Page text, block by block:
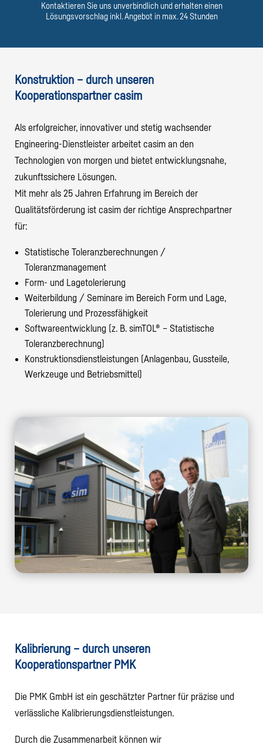
Kontaktieren Sie uns unverbindlich und erhalten einen
Lösungsvorschlag inkl. Angebot in max. 24 Stunden
Konstruktion – durch unseren
Kooperationspartner casim
Als erfolgreicher, innovativer und stetig wachsender
Engineering-Dienstleister arbeitet casim an den
Technologien von morgen und bietet entwicklungsnahe,
zukunftssichere Lösungen.
Mit mehr als 25 Jahren Erfahrung im Bereich der
Qualitätsförderung ist casim der richtige Ansprechpartner
für:
Statistische Toleranzberechnungen /
Toleranzmanagement
Form- und Lagetolerierung
Weiterbildung / Seminare im Bereich Form und Lage,
Tolerierung und Prozessfähigkeit
Softwareentwicklung (z. B. simTOL® – Statistische
Toleranzberechnung)
Konstruktionsdienstleistungen (Anlagenbau, Gussteile,
Werkzeuge und Betriebsmittel)
Kalibrierung – durch unseren
Kooperationspartner PMK
Die PMK GmbH ist ein geschätzter Partner für präzise und
verlässliche Kalibrierungsdienstleistungen.
Durch die Zusammenarbeit können wir